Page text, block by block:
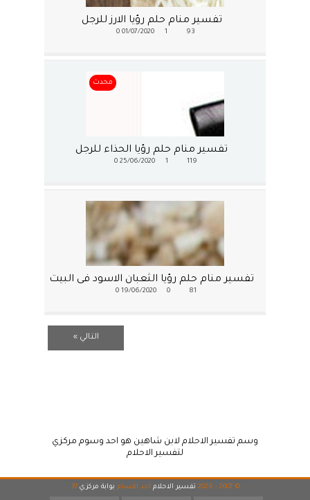
تفسير منام حلم رؤيا الارز للرجل
93
01/07/2020
0
محدث
تفسير منام حلم رؤيا الحذاء للرجل
119
25/06/2020
0
تفسير منام حلم رؤيا الثعبان الاسود فى البيت
81
0
19/06/2020
0
التالي »
وسم تفسير الاحلام لابن شاهين هو احد وسوم مركزي
لتفسير الاحلام
© 2007 - 2026 تفسير الاحلام احد اقسام بوابة مركزي 31